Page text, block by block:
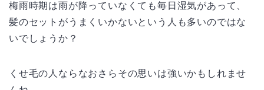
梅雨時期は雨が降っていなくても毎日湿気があって、
髪のセットがうまくいかないという人も多いのではな
いでしょうか？
くせ毛の人ならなおさらその思いは強いかもしれませ